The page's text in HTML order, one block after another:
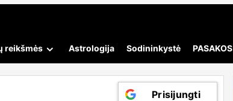
reikšmės Astrologija Sodininkystė PASAKOS
Prisijungti